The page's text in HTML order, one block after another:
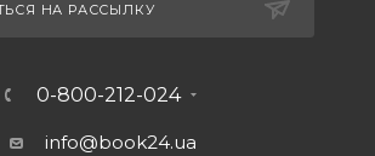
НА РАССЫЛКУ
0-800-212-024
info@book24.ua